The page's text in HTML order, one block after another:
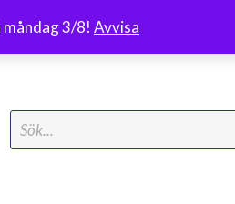
måndag 3/8! Avvisa
Search
for: